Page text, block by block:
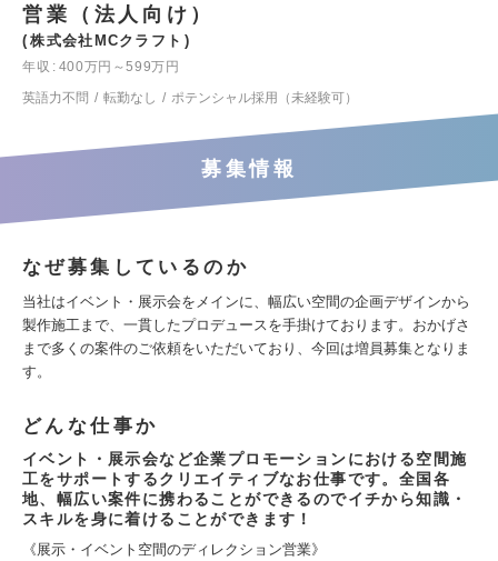
営業（法人向け）
株式会社MCクラフト
年収
400万円～599万円
英語力不問
転勤なし ポテンシャル採用（未経験可）
募集情報
なぜ募集しているのか
当社はイベント・展示会をメインに、幅広い空間の企画デザインから
製作施工まで、一貫したプロデュースを手掛けております。おかげさ
まで多くの案件のご依頼をいただいており、今回は増員募集となりま
す。
どんな仕事か
イベント・展示会など企業プロモーションにおける空間施
工をサポートするクリエイティブなお仕事です。全国各
地、幅広い案件に携わることができるのでイチから知識・
スキルを身に着けることができます！
《展示・イベント空間のディレクション営業》